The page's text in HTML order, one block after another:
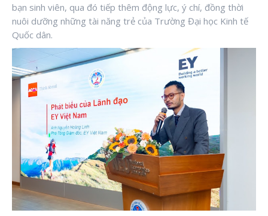
bạn sinh viên, qua đó tiếp thêm động lực, ý chí, đồng thời
nuôi dưỡng những tài năng trẻ của Trường Đại học Kinh tế
Quốc dân.